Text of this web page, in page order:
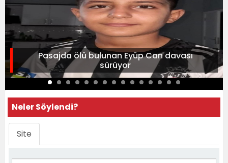
Pasajda ölü bulunan Eyüp Can davası
sürüyor
Neler Söylendi?
Site